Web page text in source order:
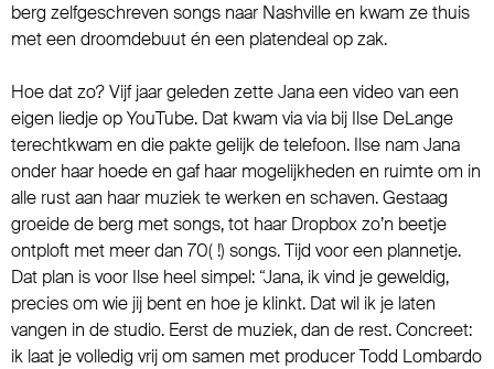
berg zelfgeschreven songs naar Nashville en kwam ze thuis
met een droomdebuut én een platendeal op zak.
Hoe dat zo? Vijf jaar geleden zette Jana een video van een
eigen liedje op YouTube. Dat kwam via via bij Ilse DeLange
terechtkwam en die pakte gelijk de telefoon. Ilse nam Jana
onder haar hoede en gaf haar mogelijkheden en ruimte om in
alle rust aan haar muziek te werken en schaven. Gestaag
groeide de berg met songs, tot haar Dropbox zo’n beetje
ontploft met meer dan 70( !) songs. Tijd voor een plannetje.
Dat plan is voor Ilse heel simpel: “Jana, ik vind je geweldig,
precies om wie jij bent en hoe je klinkt. Dat wil ik je laten
vangen in de studio. Eerst de muziek, dan de rest. Concreet:
ik laat je volledig vrij om samen met producer Todd Lombardo